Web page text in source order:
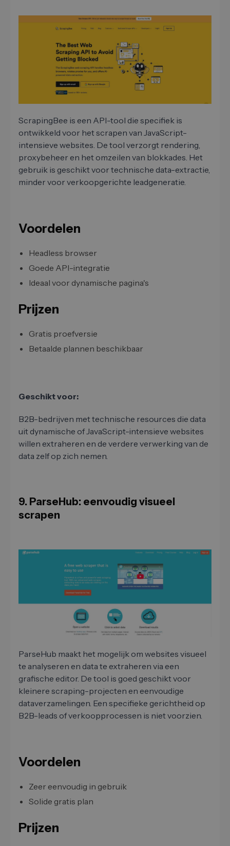
ScrapingBee is een API-tool die specifiek is
ontwikkeld voor het scrapen van JavaScript-
intensieve websites. De tool verzorgt rendering,
proxybeheer en het omzeilen van blokkades. Het
gebruik is geschikt voor technische data-extractie,
minder voor verkoopgerichte leadgeneratie.
Voordelen
Headless browser
Goede API-integratie
Ideaal voor dynamische pagina's
Prijzen
Gratis proefversie
Betaalde plannen beschikbaar
Geschikt voor:
B2B-bedrijven met technische resources die data
uit dynamische of JavaScript-intensieve websites
willen extraheren en de verdere verwerking van de
data zelf op zich nemen.
9. ParseHub: eenvoudig visueel
scrapen
ParseHub maakt het mogelijk om websites visueel
te analyseren en data te extraheren via een
grafische editor. De tool is goed geschikt voor
kleinere scraping-projecten en eenvoudige
dataverzamelingen. Een specifieke gerichtheid op
B2B-leads of verkoopprocessen is niet voorzien.
Voordelen
Zeer eenvoudig in gebruik
Solide gratis plan
Prijzen